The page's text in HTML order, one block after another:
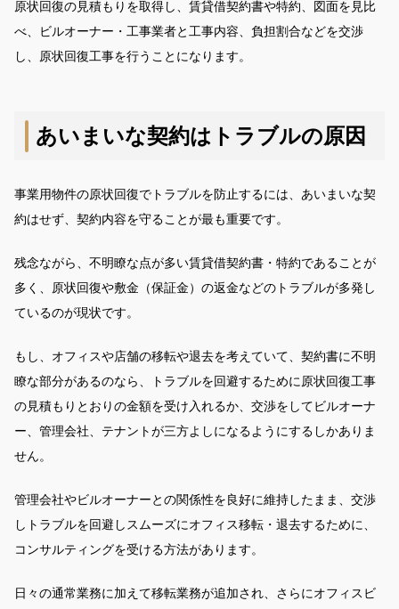
原状回復の見積もりを取得し、賃貸借契約書や特約、図面を見比
べ、ビルオーナー・工事業者と工事内容、負担割合などを交渉
し、原状回復工事を行うことになります。
あいまいな契約はトラブルの原因
事業用物件の原状回復でトラブルを防止するには、あいまいな契
約はせず、契約内容を守ることが最も重要です。
残念ながら、不明瞭な点が多い賃貸借契約書・特約であることが
多く、原状回復や敷金（保証金）の返金などのトラブルが多発し
ているのが現状です。
もし、オフィスや店舗の移転や退去を考えていて、契約書に不明
瞭な部分があるのなら、トラブルを回避するために原状回復工事
の見積もりとおりの金額を受け入れるか、交渉をしてビルオーナ
ー、管理会社、テナントが三方よしになるようにするしかありま
せん。
管理会社やビルオーナーとの関係性を良好に維持したまま、交渉
しトラブルを回避しスムーズにオフィス移転・退去するために、
コンサルティングを受ける方法があります。
日々の通常業務に加えて移転業務が追加され、さらにオフィスビ